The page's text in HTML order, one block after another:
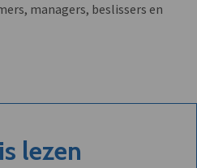
managers, beslissers en
lezen